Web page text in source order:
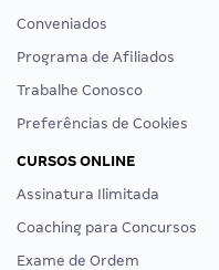
Conveniados
Programa de Afiliados
Trabalhe Conosco
Preferências de Cookies
CURSOS ONLINE
Assinatura Ilimitada
Coaching para Concursos
Exame de Ordem